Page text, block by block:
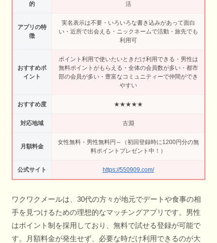
的
活
アプリの特
徴
実名表示は不要・いろいろな書き込みがあって面白
い・近所で出会える・ニックネームで活動・旅先でも
利用可
おすすめポ
イント
ポイント利用で使いたいときだけ利用できる・男性は
無料ポイントがもらえる・全体の会員数が多い・都市
部の会員が多い・豊富なコミュニティーで仲間ができ
やすい
おすすめ度 ★★★★★
対応地域 古淵
月額料金
女性無料・男性無料円～（初回登録時に1200円分の無
料ポイントプレゼント中！）
公式サイト https://550909.com/
ワクワクメールは、30代の方々が地元でデートや食事の相
手を見つけるための理想的なマッチングアプリです。男性
はポイント制を採用しており、無料で試せる登録が可能で
す。月額料金が発生せず、必要な時だけ利用できるのが大